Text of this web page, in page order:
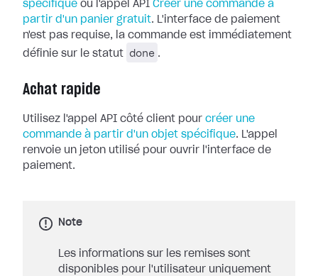
spécifique ou l'appel API Créer une commande à
partir d'un panier gratuit. L'interface de paiement
n'est pas requise, la commande est immédiatement
définie sur le statut
done .
Achat rapide
Utilisez l'appel API côté client pour créer une
commande à partir d'un objet spécifique. L'appel
renvoie un jeton utilisé pour ouvrir l'interface de
paiement.
Note
Les informations sur les remises sont
disponibles pour l'utilisateur uniquement